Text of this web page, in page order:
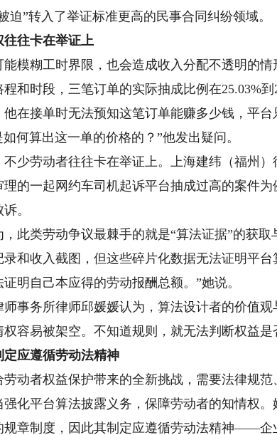
迫”转入了举证标准更高的民事合同纠纷领域。
往卡在举证上
糊工时界限，也会造成收入分配不透明的情
和时段，三笔订单的实际抽成比例在25.03%到
接单时无法预知这笔订单能赚多少钱，平台
何算出这一单的价格的？”他发出疑问。
劳动者往往卡在举证上。上海建纬（福州）
理的一起网约车司机起诉平台抽成过高的案件
。
类劳动争议最棘手的就是“算法证据”的获取
和收入截图，但这些碎片化数据无法证明平
明自己本应得的劳动报酬总额。”她说。
务所律师邱媛媛认为，算法设计者的价值观
容易被架空。不知道规则，就无法判断权益是
应遵循劳动法精神
者权益保护带来的全新挑战，需要法律规范
强化平台算法披露义务，保障劳动者的知情权
规章制度，因此其制定应遵循劳动法精神——企